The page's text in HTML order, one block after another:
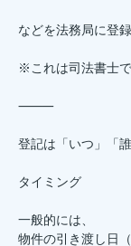
などを法務局に登録
※これは司法書士
⸻
登記は「いつ」「
タイミング
一般的には、
物件の引き渡し日